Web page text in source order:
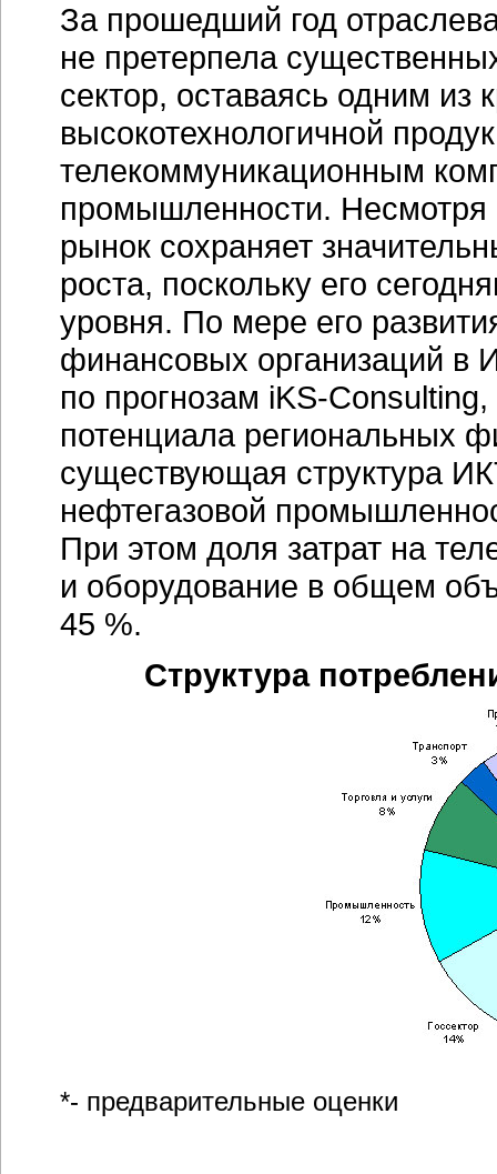
За прошедший год
не претерпела
сектор, оставаясь одним из
высокотехнологичной
телекоммуникационным
промышленности. Несмотря
рынок сохраняет
роста, поскольку его
уровня. По мере его
финансовых организаций в
по прогнозам iKS-Consulting,
потенциала региональных
существующая структура
нефтегазовой
При этом доля затрат на
и оборудование в общем
45 %.
Структура
*- предварительные оценки